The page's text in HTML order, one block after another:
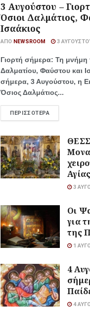
3 Αυγούστου –
Όσιοι Δαλμάτιος,
Ισαάκιος
ΑΠΌ NEWSROOM 3
Γιορτή σήμερα: Τη μνήμη
Δαλματίου, Φαύστου και
σήμερα, 3 Αυγούστου, η
Όσιος Δαλμάτιος...
ΠΕΡΙΣΣΌΤΕΡΑ
3
Οι
για
της
1
4
4